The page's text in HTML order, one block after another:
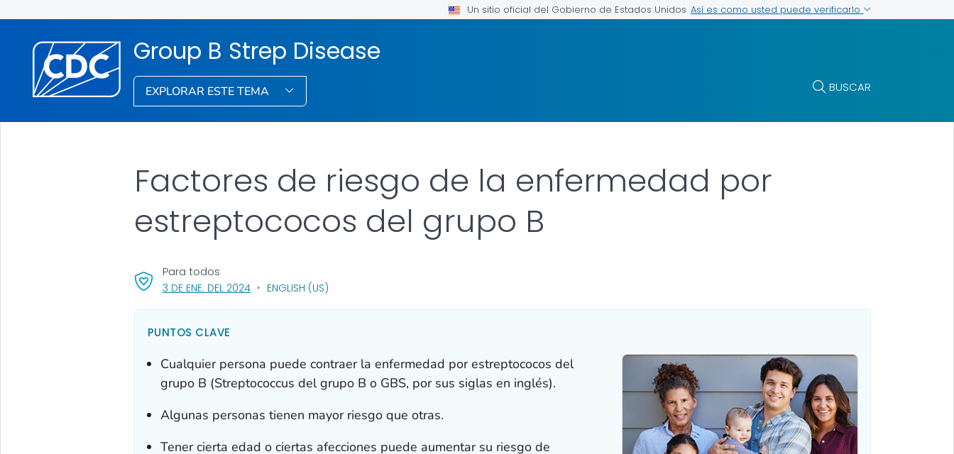
Un sitio oficial del Gobierno de Estados Unidos Así es como usted puede verificarlo
Group B Strep Disease
EXPLORAR ESTE TEMA BUSCAR
Factores de riesgo de la enfermedad por
estreptococos del grupo B
3 DE ENE. DEL 2024, VISIT LINK FOR DETAILS.
ENGLISH (US)
Para todos
PUNTOS CLAVE
Cualquier persona puede contraer la enfermedad por estreptococos del
grupo B (Streptococcus del grupo B o GBS, por sus siglas en inglés).
Algunas personas tienen mayor riesgo que otras.
Tener cierta edad o ciertas afecciones puede aumentar su riesgo de